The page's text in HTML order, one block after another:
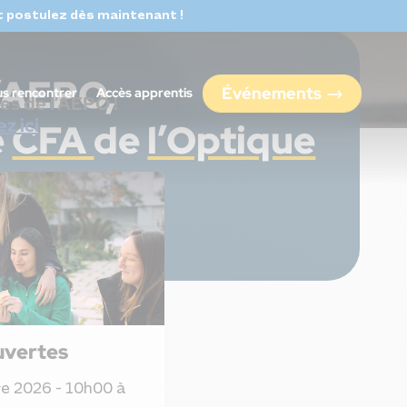
postulez dès maintenant !
– Lunetier
Opticien – Lunetier
créateur
rencontrer Accès apprentis Événements
CFAdel’Optique
postule
de l’AEPO !
ici
2026 - 10h00 à